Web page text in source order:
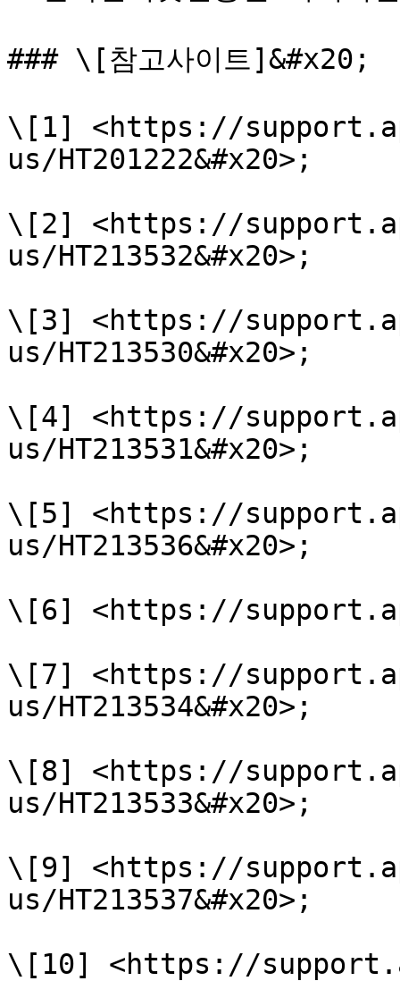
### \[참고사이트]&#x20;
\[1] <https://
us/HT201222&#x20>;
\[2] <https://
us/HT213532&#x20>;
\[3] <https://
us/HT213530&#x20>;
\[4] <https://
us/HT213531&#x20>;
\[5] <https://
us/HT213536&#x20>;
\[6] <https://
\[7] <https://
us/HT213534&#x20>;
\[8] <https://
us/HT213533&#x20>;
\[9] <https://
us/HT213537&#x20>;
\[10] <https://